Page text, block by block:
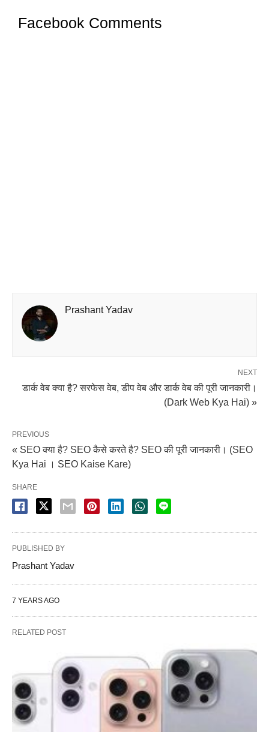
Facebook Comments
Prashant Yadav
NEXT
डार्क वेब क्या है? सरफेस वेब, डीप वेब और डार्क वेब की पूरी जानकारी।
(Dark Web Kya Hai) »
PREVIOUS
« SEO क्या है? SEO कैसे करते है? SEO की पूरी जानकारी। (SEO
Kya Hai । SEO Kaise Kare)
SHARE
PUBLISHED BY
Prashant Yadav
7 YEARS AGO
RELATED POST